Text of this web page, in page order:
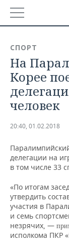
ТАТАРСТАН
УДМУРТИЯ
НОВОСТИ
АНАЛИТИКА
НОВОСТИ
ДЕКЛАРАЦИИ
КОРОЛИ
КОМУ
ТОРГОВЫЕ
ТАТАРСТАНА
ЭКОНОМИКА
НОВОСТИ
ФИНАНСЫ
БЮДЖЕТ
ИНВЕСТИЦИИ
НОВОСТИ
АГРОПРОМ
НЕФТЕХИМИЯ
НОВОСТИ
БИЗНЕС
НОВОСТИ
ТЕХНОЛОГИИ
СПОРТ
На
Корее
человек
20:40, 01.02.2018
делегации на
в том числе 33
«По итогам
утвердить
участия в
и семь
незрячих, —
исполкома ПКР